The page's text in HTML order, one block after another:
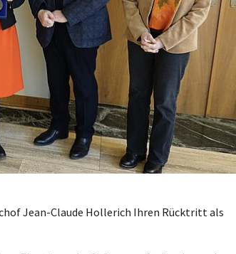
Jean-Claude Hollerich Ihren Rücktritt als